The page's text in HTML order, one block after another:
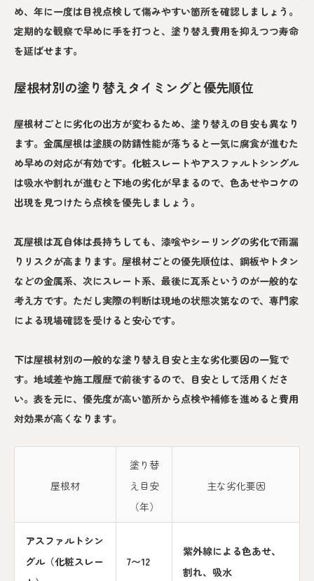
め、年に一度は目視点検して傷みやすい箇所を確認しましょう。
定期的な観察で早めに手を打つと、塗り替え費用を抑えつつ寿命
を延ばせます。
屋根材別の塗り替えタイミングと優先順位
屋根材ごとに劣化の出方が変わるため、塗り替えの目安も異なり
ます。金属屋根は塗膜の防錆性能が落ちると一気に腐食が進むた
め早めの対応が有効です。化粧スレートやアスファルトシングル
は吸水や割れが進むと下地の劣化が早まるので、色あせやコケの
出現を見つけたら点検を優先しましょう。
瓦屋根は瓦自体は長持ちしても、漆喰やシーリングの劣化で雨漏
りリスクが高まります。屋根材ごとの優先順位は、鋼板やトタン
などの金属系、次にスレート系、最後に瓦系というのが一般的な
考え方です。ただし実際の判断は現地の状態次第なので、専門家
による現場確認を受けると安心です。
下は屋根材別の一般的な塗り替え目安と主な劣化要因の一覧で
す。地域差や施工履歴で前後するので、目安として活用くださ
い。表を元に、優先度が高い箇所から点検や補修を進めると費用
対効果が高くなります。
屋根材
塗り替
え目安
（年）
主な劣化要因
アスファルトシン
グル（化粧スレー
7〜12
紫外線による色あせ、
割れ、吸水